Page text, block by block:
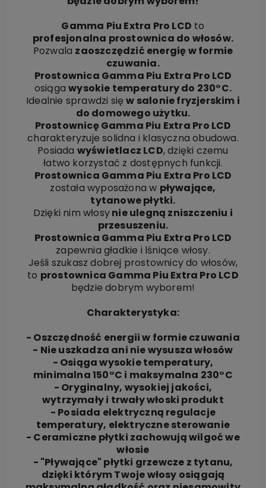
Gamma Piu Extra Pro LCD to
profesjonalna prostownica do włosów.
Pozwala zaoszczędzić energię w formie
czuwania.
Prostownica Gamma Piu Extra Pro LCD
osiągawysokie temperatury do 230°C.
Idealnie sprawdzi sięw salonie fryzjerskim i
do domowego użytku.
Prostownicę Gamma Piu Extra Pro LCD
charakteryzuje solidna i klasyczna obudowa.
Posiada wyświetlacz LCD, dzięki czemu
łatwo korzystać z dostępnych funkcji.
Prostownica Gamma Piu Extra Pro LCD
została wyposażona w pływające,
tytanowe płytki.
Dzięki nim włosynie ulegną zniszczeniu i
przesuszeniu.
Prostownica Gamma Piu Extra Pro LCD
zapewnia gładkie i lśniące włosy.
Jeśli szukasz dobrej prostownicy do włosów,
to prostownica Gamma Piu Extra Pro LCD
będzie dobrym wyborem!
Charakterystyka:
- Oszczędność energii w formie czuwania
- Nie uszkadza ani nie wysusza włosów
- Osiąga wysokie temperatury,
minimalna 150°C i maksymalna 230°C
- Oryginalny, wysokiej jakości,
wytrzymały i trwały włoski produkt
- Posiada elektryczną regulacje
temperatury, elektryczne sterowanie
- Ceramiczne płytki zachowują wilgoć we
włosie
- "Pływające" płytki grzewcze z tytanu,
dzięki którym Twoje włosy osiągają